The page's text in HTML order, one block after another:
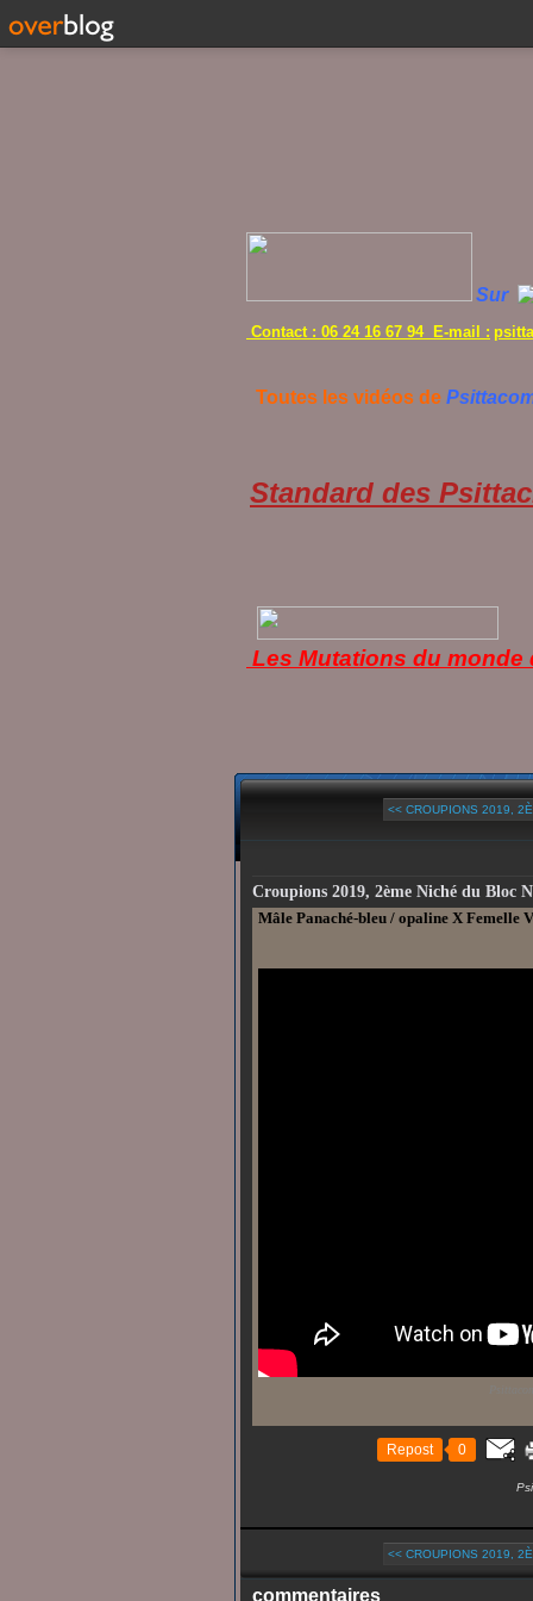
Sur
Contact : 06 24 16 67 94 E-mail :
Toutes les vidéos de
Standard des
Les Mutations du monde
<< CROUPIONS 2019,
Croupions 2019, 2ème Niché du Bloc
Mâle Panaché-bleu / opaline X Femelle
Repost 0
<< CROUPIONS 2019,
commentaires